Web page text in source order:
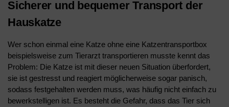
Sicherer und bequemer Transport der
Hauskatze
Wer schon einmal eine Katze ohne eine Katzentransportbox
beispielsweise zum Tierarzt transportieren musste kennt das
Problem: Die Katze ist mit dieser neuen Situation überfordert,
sie ist gestresst und reagiert möglicherweise sogar panisch,
sodass festgehalten werden muss, was häufig nicht einfach zu
bewerkstelligen ist. Es besteht die Gefahr, dass das Tier sich